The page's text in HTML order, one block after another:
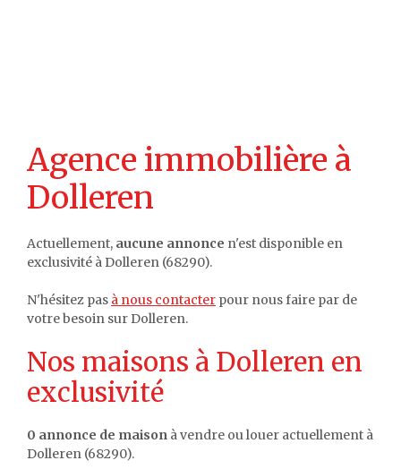
Agence immobilière à
Dolleren
Actuellement, aucune annonce n'est disponible en
exclusivité à Dolleren (68290).
N'hésitez pas à nous contacter pour nous faire par de
votre besoin sur Dolleren.
Nos maisons à Dolleren en
exclusivité
0 annonce de maison à vendre ou louer actuellement à
Dolleren (68290).